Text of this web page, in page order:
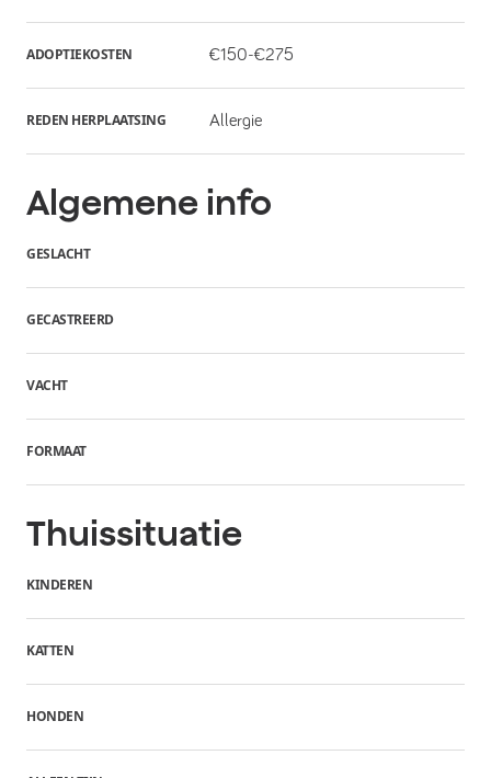
ADOPTIEKOSTEN €150-€275
REDEN HERPLAATSING Allergie
Algemene info
GESLACHT
GECASTREERD
VACHT
FORMAAT
Thuissituatie
KINDEREN
KATTEN
HONDEN